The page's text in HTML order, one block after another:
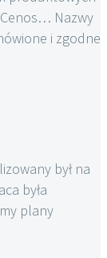
Nazwy
i zgodne
był na
była
plany